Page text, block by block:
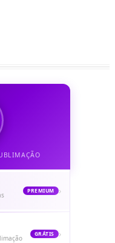
PREMIUM ›
GRÁTIS ›